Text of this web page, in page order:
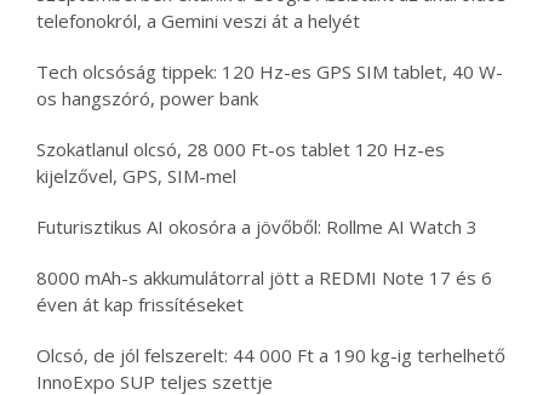
telefonokról, a Gemini veszi át a helyét
Tech olcsóság tippek: 120 Hz-es GPS SIM tablet, 40 W-
os hangszóró, power bank
Szokatlanul olcsó, 28 000 Ft-os tablet 120 Hz-es
kijelzővel, GPS, SIM-mel
Futurisztikus AI okosóra a jövőből: Rollme AI Watch 3
8000 mAh-s akkumulátorral jött a REDMI Note 17 és 6
éven át kap frissítéseket
Olcsó, de jól felszerelt: 44 000 Ft a 190 kg-ig terhelhető
InnoExpo SUP teljes szettje